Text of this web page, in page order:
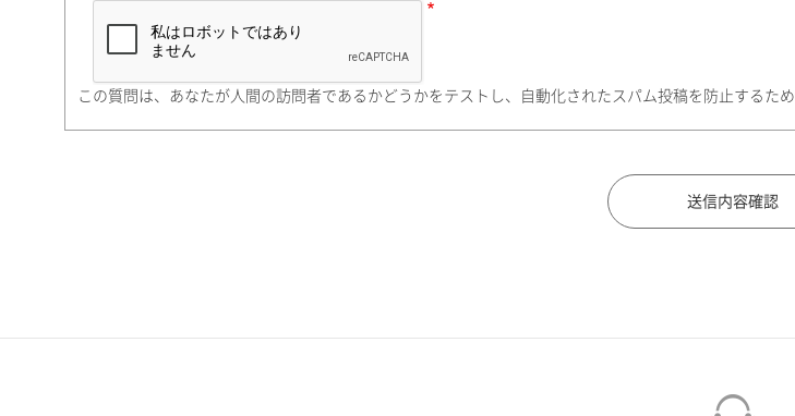
町名・番地（勤務先）
この質問は、あなたが人間の訪問者であるかどうかをテストし、自動化されたスパム投稿を防止するため